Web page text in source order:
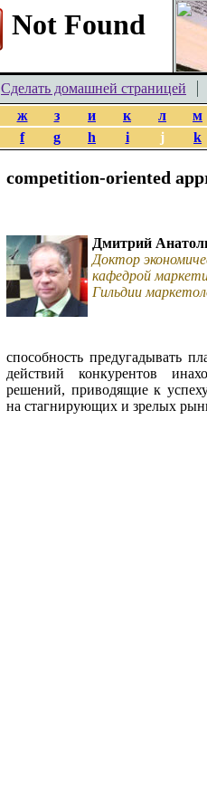
Сделать домашней страницей
ж з и к л
м
f g h i j k
competition-oriented
Дмитрий
Доктор
кафедрой
Гильдии
способность предугадывать
действий конкурентов
решений, приводящие к
на стагнирующих и зрелых